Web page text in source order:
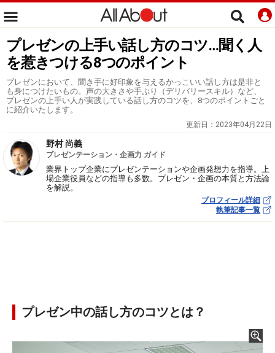
プレゼンの上手い話し方のコツ…聞く人
を惹きつける8つのポイント
プレゼンにおいて、聞き手に好印象を与えるかっこいい話し方は是非と
も身につけたいもの。声の大きさや手ぶり（デリバリースキル）など、
プレゼンの上手い人が実践している話し方のコツを、8つのポイントごと
に紹介いたします。
更新日： 2023年04月22日
野村 尚義
プレゼンテーション・企画力 ガイド
業界トップ企業にプレゼンテーションや企画発想力を指導。上
場企業役員などの指導も多数。プレゼン・企画の本質と方法論
を解説。
プロフィール詳細
執筆記事一覧
プレゼン中の話し方のコツとは？